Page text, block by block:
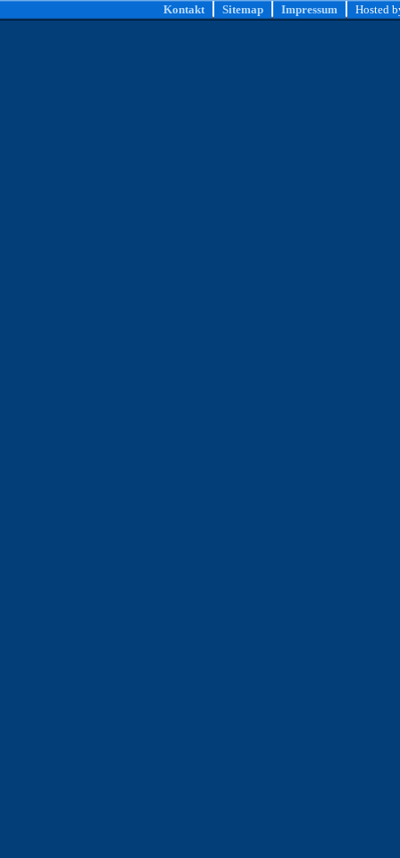
Kontakt Sitemap Impressum Hosted